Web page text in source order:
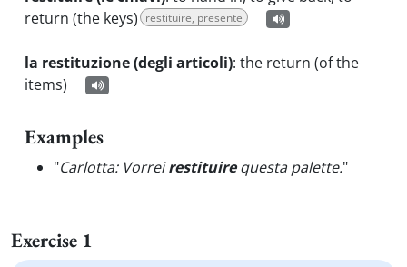
return (the keys) restituire, presente
la restituzione (degli articoli): the return (of the
items)
Examples
"Carlotta: Vorreirestituirequesta palette."
Exercise 1